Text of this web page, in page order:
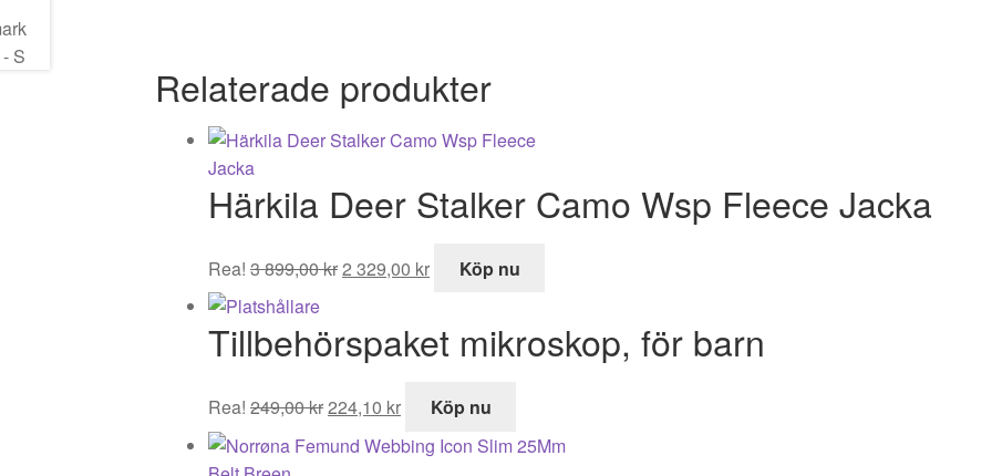
Relaterade produkter
Härkila Deer Stalker Camo Wsp Fleece Jacka
Rea! 3 899,00kr
ursprungliga
var:
899,00 kr.
2 329,00 kr
nuvarande
är:
329,00 kr.
Köp nu
Tillbehörspaket mikroskop, för barn
Rea! 249,00kr
ursprungliga
priset
224,10 kr
nuvarande
priset
Köp nu